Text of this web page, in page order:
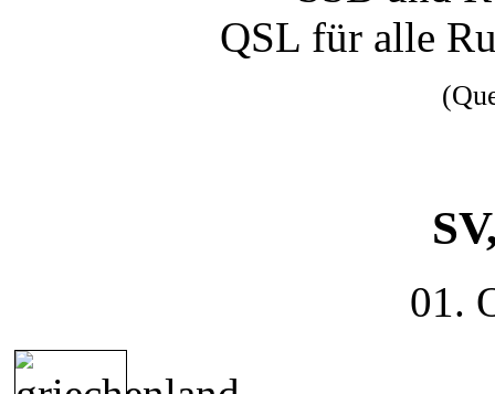
QSL für alle
01.